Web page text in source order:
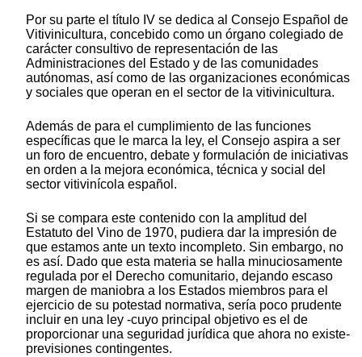
Por su parte el título IV se dedica al Consejo Español de
Vitivinicultura, concebido como un órgano colegiado de
carácter consultivo de representación de las
Administraciones del Estado y de las comunidades
autónomas, así como de las organizaciones económicas
y sociales que operan en el sector de la vitivinicultura.
Además de para el cumplimiento de las funciones
específicas que le marca la ley, el Consejo aspira a ser
un foro de encuentro, debate y formulación de iniciativas
en orden a la mejora económica, técnica y social del
sector vitivinícola español.
Si se compara este contenido con la amplitud del
Estatuto del Vino de 1970, pudiera dar la impresión de
que estamos ante un texto incompleto. Sin embargo, no
es así. Dado que esta materia se halla minuciosamente
regulada por el Derecho comunitario, dejando escaso
margen de maniobra a los Estados miembros para el
ejercicio de su potestad normativa, sería poco prudente
incluir en una ley -cuyo principal objetivo es el de
proporcionar una seguridad jurídica que ahora no existe-
previsiones contingentes.